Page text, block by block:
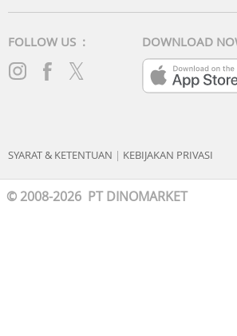
FOLLOW US : DOWNLOAD
SYARAT & KETENTUAN | KEBIJAKAN PRIVASI
© 2008-2026 PT DINOMARKET